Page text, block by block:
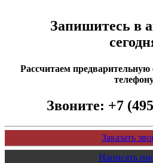
Запишитесь в
Рассчитаем предварительную
Звоните: +7
Заказать
Написать